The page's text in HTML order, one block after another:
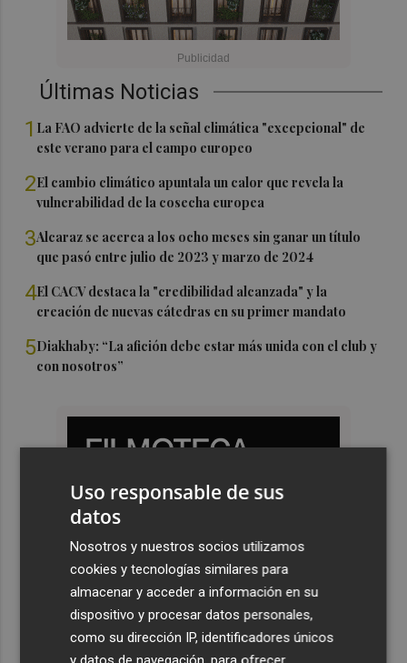
Últimas Noticias
1 La FAO advierte de la señal climática "excepcional" de
este verano para el campo europeo
2El cambio climático apuntala un calor que revela la
vulnerabilidad de la cosecha europea
3Alcaraz se acerca a los ocho meses sin ganar un título
que pasó entre julio de 2023 y marzo de 2024
4El CACV destaca la "credibilidad alcanzada" y la
creación de nuevas cátedras en su primer mandato
5Diakhaby: “La afición debe estar más unida con el club y
con nosotros”
Uso responsable de sus
datos
Nosotros y nuestros socios utilizamos
cookies y tecnologías similares para
almacenar y acceder a información en su
dispositivo y procesar datos personales,
como su dirección IP, identificadores únicos